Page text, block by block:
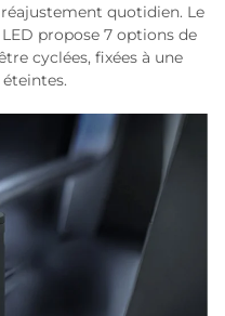
quotidien. Le
propose 7 options de
cyclées, fixées à une